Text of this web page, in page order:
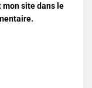
mon site dans le